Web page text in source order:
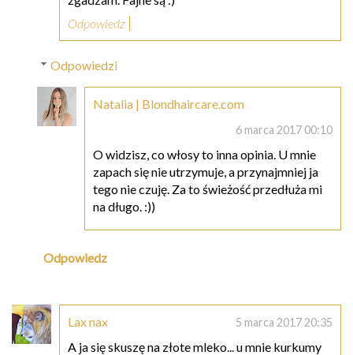
Odpowiedz
Odpowiedzi
Natalia | Blondhaircare.com
6 marca 2017 00:10
O widzisz, co włosy to inna opinia. U mnie
zapach się nie utrzymuje, a przynajmniej ja
tego nie czuję. Za to świeżość przedłuża mi
na długo. :))
Odpowiedz
Lax nax 5 marca 2017 20:35
A ja się skuszę na złote mleko... u mnie kurkumy